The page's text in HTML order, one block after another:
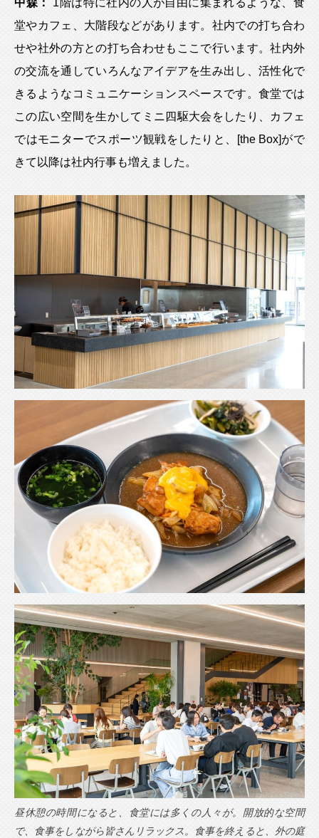
堂やカフェ、大階段などがあります。社内での打ち合わ
せや社外の方との打ち合わせもここで行います。社内外
の交流を通していろんなアイデアを生み出し、活性化で
きるようなコミュニケーションスペースです。食堂では
この広い空間を生かしてミニ四駆大会をしたり、カフェ
ではモニターでスポーツ観戦をしたりと、[the Box]がで
きて以降は社内行事も増えました。
昼休憩の時間になると、食堂には多くの人々が。開放的な空間
で、食事をしながら皆さんリラックス。食事を終えると、外の庭